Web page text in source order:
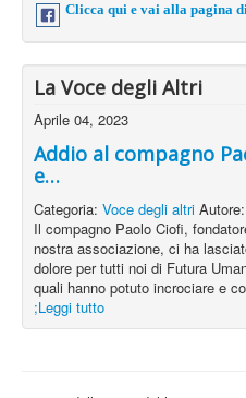
Clicca qui e vai alla pagina
La Voce degli Altri
Aprile 04, 2023
Addio al compagno
e…
Categoria: Voce degli altri Autore:
Il compagno Paolo Ciofi,
nostra associazione, ci ha
dolore per tutti noi di Futura
quali hanno potuto incrociare e
;Leggi tutto